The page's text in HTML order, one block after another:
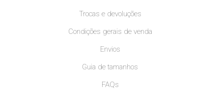
Trocas e devoluções
Condições gerais de venda
Envios
Guia de tamanhos
FAQs